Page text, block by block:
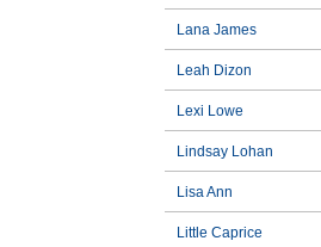
Lana James
Leah Dizon
Lexi Lowe
Lindsay Lohan
Lisa Ann
Little Caprice